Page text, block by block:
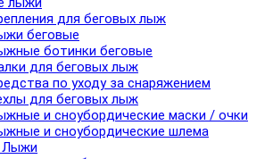
для беговых лыж
беговые
ботинки беговые
для беговых лыж
по уходу за снаряжением
для беговых лыж
и сноубордические маски / очки
и сноубордические шлема
Лыжи